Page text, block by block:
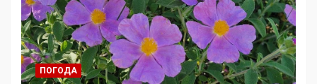
ПОГОДА